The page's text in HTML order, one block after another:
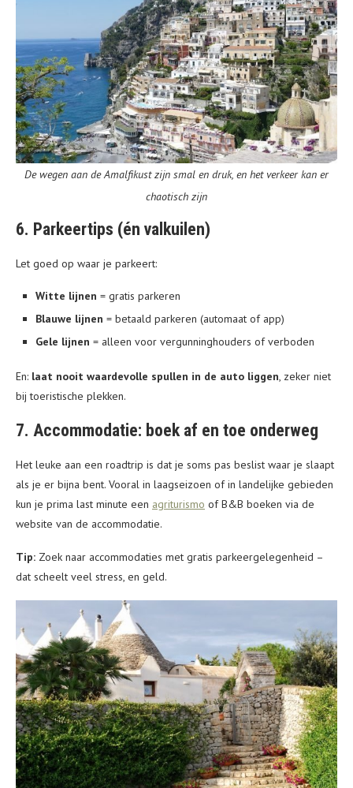
De wegen aan de Amalfikust zijn smal en druk, en het verkeer kan er
chaotisch zijn
6. Parkeertips (én valkuilen)
Let goed op waar je parkeert:
Witte lijnen = gratis parkeren
Blauwe lijnen = betaald parkeren (automaat of app)
Gele lijnen = alleen voor vergunninghouders of verboden
En: laat nooit waardevolle spullen in de auto liggen, zeker niet
bij toeristische plekken.
7. Accommodatie: boek af en toe onderweg
Het leuke aan een roadtrip is dat je soms pas beslist waar je slaapt
als je er bijna bent. Vooral in laagseizoen of in landelijke gebieden
kun je prima last minute een agriturismo of B&B boeken via de
website van de accommodatie.
Tip: Zoek naar accommodaties met gratis parkeergelegenheid –
dat scheelt veel stress, en geld.